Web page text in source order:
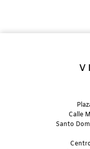
Calle
Santo